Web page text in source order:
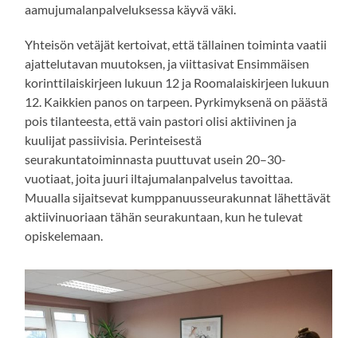
aamujumalanpalveluksessa käyvä väki.
Yhteisön vetäjät kertoivat, että tällainen toiminta vaatii
ajattelutavan muutoksen, ja viittasivat Ensimmäisen
korinttilaiskirjeen lukuun 12 ja Roomalaiskirjeen lukuun
12. Kaikkien panos on tarpeen. Pyrkimyksenä on päästä
pois tilanteesta, että vain pastori olisi aktiivinen ja
kuulijat passiivisia. Perinteisestä
seurakuntatoiminnasta puuttuvat usein 20–30-
vuotiaat, joita juuri iltajumalanpalvelus tavoittaa.
Muualla sijaitsevat kumppanuusseurakunnat lähettävät
aktiivinuoriaan tähän seurakuntaan, kun he tulevat
opiskelemaan.